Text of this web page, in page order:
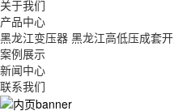
关于我们
产品中心
黑龙江变压器 黑龙江高低压成套
案例展示
新闻中心
联系我们